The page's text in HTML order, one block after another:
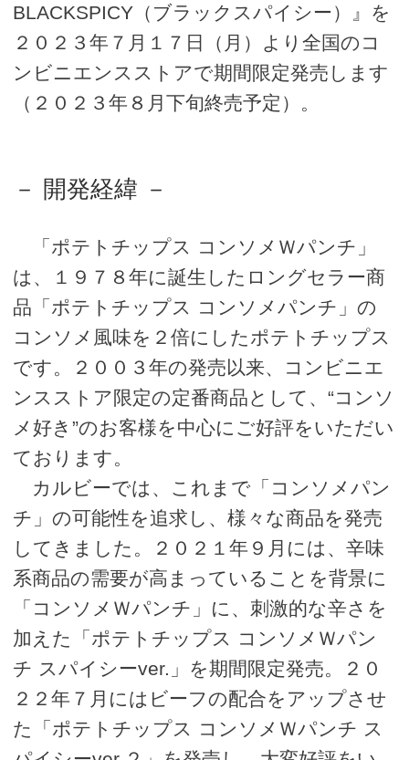
BLACKSPICY（ブラックスパイシー）』を
２０２３年７月１７日（月）より全国のコ
ンビニエンスストアで期間限定発売します
（２０２３年８月下旬終売予定）。
－ 開発経緯 －
「ポテトチップス コンソメＷパンチ」
は、１９７８年に誕生したロングセラー商
品「ポテトチップス コンソメパンチ」の
コンソメ風味を２倍にしたポテトチップス
です。２００３年の発売以来、コンビニエ
ンスストア限定の定番商品として、“コンソ
メ好き”のお客様を中心にご好評をいただい
ております。
カルビーでは、これまで「コンソメパン
チ」の可能性を追求し、様々な商品を発売
してきました。２０２１年９月には、辛味
系商品の需要が高まっていることを背景に
「コンソメＷパンチ」に、刺激的な辛さを
加えた「ポテトチップス コンソメＷパン
チ スパイシーver.」を期間限定発売。２０
２２年７月にはビーフの配合をアップさせ
た「ポテトチップス コンソメＷパンチ ス